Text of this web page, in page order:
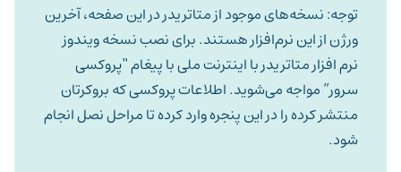
توجه: نسخه‌های موجود از متاتریدر در این صفحه، آخرین
ورژن از این نرم‌افزار هستند. برای نصب نسخه ویندوز
نرم افزار متاتریدر با اینترنت ملی با پیغام “پروکسی
سرور” مواجه می‌شوید. اطلاعات پروکسی که بروکرتان
منتشر کرده را در این پنجره وارد کرده تا مراحل نصل انجام
شود.